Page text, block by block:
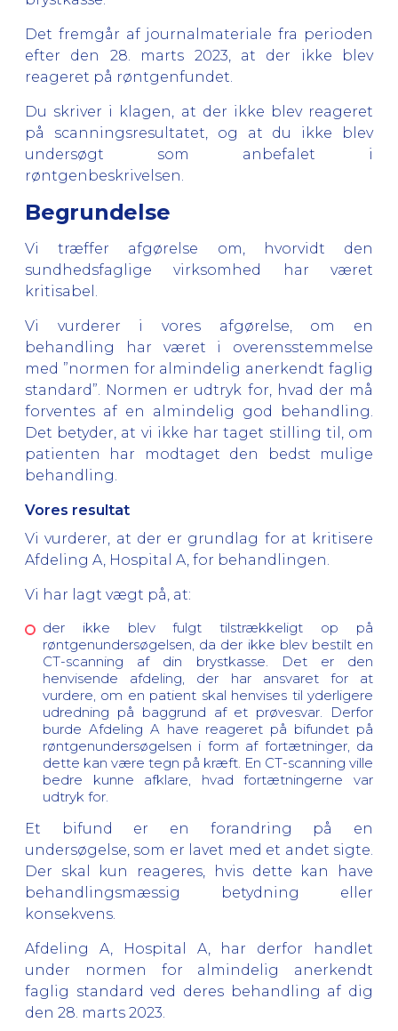
Det fremgår af journalmateriale fra perioden
efter den 28. marts 2023, at der ikke blev
reageret på røntgenfundet.
Du skriver i klagen, at der ikke blev reageret
på scanningsresultatet, og at du ikke blev
undersøgt som anbefalet i
røntgenbeskrivelsen.
Begrundelse
Vi træffer afgørelse om, hvorvidt den
sundhedsfaglige virksomhed har været
kritisabel.
Vi vurderer i vores afgørelse, om en
behandling har været i overensstemmelse
med ”normen for almindelig anerkendt faglig
standard”. Normen er udtryk for, hvad der må
forventes af en almindelig god behandling.
Det betyder, at vi ikke har taget stilling til, om
patienten har modtaget den bedst mulige
behandling.
Vores resultat
Vi vurderer, at der er grundlag for at kritisere
Afdeling A, Hospital A, for behandlingen.
Vi har lagt vægt på, at:
der ikke blev fulgt tilstrækkeligt op på
røntgenundersøgelsen, da der ikke blev bestilt en
CT-scanning af din brystkasse. Det er den
henvisende afdeling, der har ansvaret for at
vurdere, om en patient skal henvises til yderligere
udredning på baggrund af et prøvesvar. Derfor
burde Afdeling A have reageret på bifundet på
røntgenundersøgelsen i form af fortætninger, da
dette kan være tegn på kræft. En CT-scanning ville
bedre kunne afklare, hvad fortætningerne var
udtryk for.
Et bifund er en forandring på en
undersøgelse, som er lavet med et andet sigte.
Der skal kun reageres, hvis dette kan have
behandlingsmæssig betydning eller
konsekvens.
Afdeling A, Hospital A, har derfor handlet
under normen for almindelig anerkendt
faglig standard ved deres behandling af dig
den 28. marts 2023.